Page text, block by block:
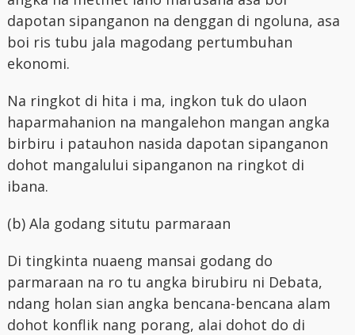
dapotan sipanganon na denggan di ngoluna, asa
boi ris tubu jala magodang pertumbuhan
ekonomi.
Na ringkot di hita i ma, ingkon tuk do ulaon
haparmahanion na mangalehon mangan angka
birbiru i patauhon nasida dapotan sipanganon
dohot mangalului sipanganon na ringkot di
ibana.
(b) Ala godang situtu parmaraan
Di tingkinta nuaeng mansai godang do
parmaraan na ro tu angka birubiru ni Debata,
ndang holan sian angka bencana-bencana alam
dohot konflik nang porang, alai dohot do di